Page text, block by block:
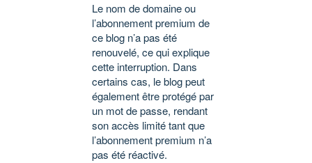
Le nom de domaine ou
l’abonnement premium de
ce blog n’a pas été
renouvelé, ce qui explique
cette interruption. Dans
certains cas, le blog peut
également être protégé par
un mot de passe, rendant
son accès limité tant que
l’abonnement premium n’a
pas été réactivé.